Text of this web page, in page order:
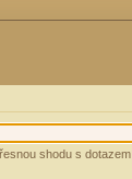
shodu s dotazem